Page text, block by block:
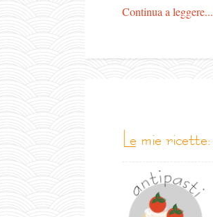
Continua a leggere...
le mie ricette: